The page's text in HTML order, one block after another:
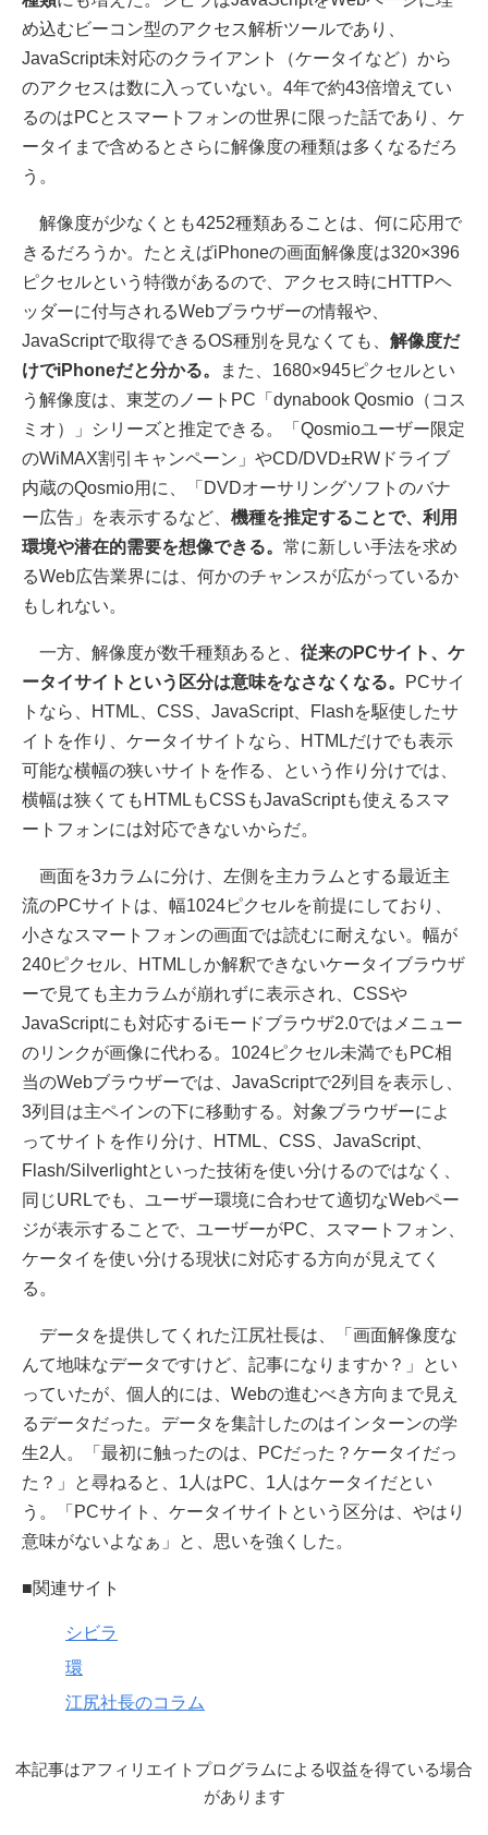
め込むビーコン型のアクセス解析ツールであり、
JavaScript未対応のクライアント（ケータイなど）から
のアクセスは数に入っていない。4年で約43倍増えてい
るのはPCとスマートフォンの世界に限った話であり、ケ
ータイまで含めるとさらに解像度の種類は多くなるだろ
う。
解像度が少なくとも4252種類あることは、何に応用で
きるだろうか。たとえばiPhoneの画面解像度は320×396
ピクセルという特徴があるので、アクセス時にHTTPヘ
ッダーに付与されるWebブラウザーの情報や、
JavaScriptで取得できるOS種別を見なくても、 解像度だ
けでiPhoneだと分かる。
また、1680×945ピクセルとい
う解像度は、東芝のノートPC「dynabook Qosmio（コス
ミオ）」シリーズと推定できる。「Qosmioユーザー限定
のWiMAX割引キャンペーン」やCD/DVD±RWドライブ
内蔵のQosmio用に、「DVDオーサリングソフトのバナ
ー広告」を表示するなど、 機種を推定することで、利用
環境や潜在的需要を想像できる。 常に新しい手法を求め
るWeb広告業界には、何かのチャンスが広がっているか
もしれない。
一方、解像度が数千種類あると、 従来のPCサイト、ケ
ータイサイトという区分は意味をなさなくなる。
PCサイ
トなら、HTML、CSS、JavaScript、Flashを駆使したサ
イトを作り、ケータイサイトなら、HTMLだけでも表示
可能な横幅の狭いサイトを作る、という作り分けでは、
横幅は狭くてもHTMLもCSSもJavaScriptも使えるスマ
ートフォンには対応できないからだ。
画面を3カラムに分け、左側を主カラムとする最近主
流のPCサイトは、幅1024ピクセルを前提にしており、
小さなスマートフォンの画面では読むに耐えない。幅が
240ピクセル、HTMLしか解釈できないケータイブラウザ
ーで見ても主カラムが崩れずに表示され、CSSや
JavaScriptにも対応するiモードブラウザ2.0ではメニュー
のリンクが画像に代わる。1024ピクセル未満でもPC相
当のWebブラウザーでは、JavaScriptで2列目を表示し、
3列目は主ペインの下に移動する。対象ブラウザーによ
ってサイトを作り分け、HTML、CSS、JavaScript、
Flash/Silverlightといった技術を使い分けるのではなく、
同じURLでも、ユーザー環境に合わせて適切なWebペー
ジが表示することで、ユーザーがPC、スマートフォン、
ケータイを使い分ける現状に対応する方向が見えてく
る。
データを提供してくれた江尻社長は、「画面解像度な
んて地味なデータですけど、記事になりますか？」とい
っていたが、個人的には、Webの進むべき方向まで見え
るデータだった。データを集計したのはインターンの学
生2人。「最初に触ったのは、PCだった？ケータイだっ
た？」と尋ねると、1人はPC、1人はケータイだとい
う。「PCサイト、ケータイサイトという区分は、やはり
意味がないよなぁ」と、思いを強くした。
■関連サイト
シビラ
環
江尻社長のコラム
本記事はアフィリエイトプログラムによる収益を得ている場合
があります